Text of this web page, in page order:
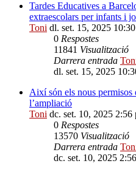
Tardes Educatives a
extraescolars per infants i
Toni dl. set. 15, 2025
0 Respostes
11841 Visualització
Darrera entrada
dl. set. 15, 2025
Així són els nous permisos
l’ampliació
Toni dc. set. 10, 2025 2:56
0 Respostes
13570 Visualització
Darrera entrada
dc. set. 10, 2025